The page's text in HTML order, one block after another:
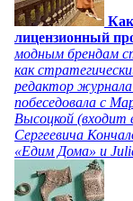
лицензионный
модным брендам
как
редактор
побеседовала с
Высоцкой (входит
Сергеевича
«Едим Дома» и